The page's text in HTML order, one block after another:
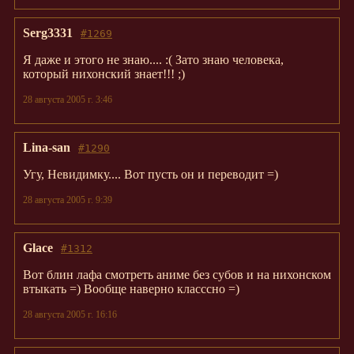
#1269
Serg3331
Я даже и этого не знаю.... :( Зато знаю человека,
который нихонский знает!!! ;)
28 августа 2005 г. 3:46
#1290
Lina-san
Угу, Невидимку.... Вот пусть он и переводит =)
28 августа 2005 г. 9:39
#1312
Glace
Вот блин лафа смотреть аниме без субов и на нихонском
втыкать =) Вообще наверно класссно =)
28 августа 2005 г. 16:16